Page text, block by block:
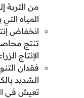
من التربة
المياه
انخفاض
تنتج
الإنتاج
فقدان
الشديد
تعيش في